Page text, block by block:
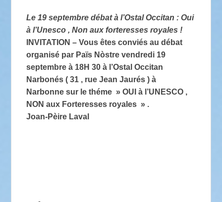
Le 19 septembre débat à l’Ostal Occitan : Oui
à l’Unesco , Non aux forteresses royales !
INVITATION – Vous êtes conviés au débat
organisé par Païs Nòstre vendredi 19
septembre à 18H 30 à l’Ostal Occitan
Narbonés ( 31 , rue Jean Jaurés ) à
Narbonne sur le théme » OUI à l’UNESCO ,
NON aux Forteresses royales » .
Joan-Pèire Laval